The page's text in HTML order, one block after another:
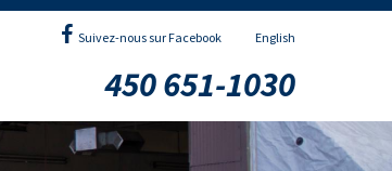
Suivez-nous sur Facebook English
450 651-1030